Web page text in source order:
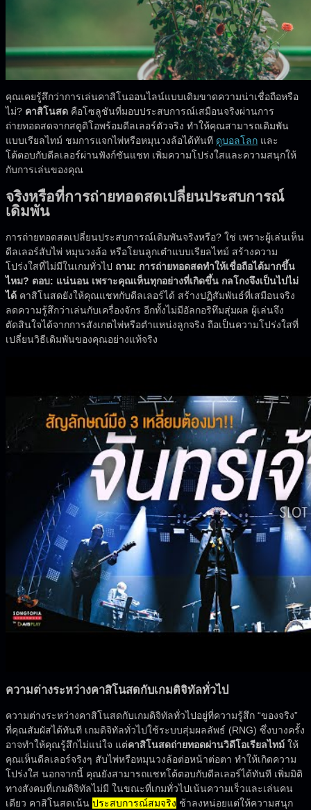
คุณเคยรู้สึกว่าการเล่นคาสิโนออนไลน์แบบเดิมขาดความน่าเชื่อถือหรือ
ไม่? คาสิโนสด คือโซลูชันที่มอบประสบการณ์เสมือนจริงผ่านการ
ถ่ายทอดสดจากสตูดิโอพร้อมดีลเลอร์ตัวจริง ทำให้คุณสามารถเดิมพัน
แบบเรียลไทม์ ชมการแจกไพ่หรือหมุนวงล้อได้ทันที ดูบอลโลก และ
โต้ตอบกับดีลเลอร์ผ่านฟังก์ชันแชท เพิ่มความโปร่งใสและความสนุกให้
กับการเล่นของคุณ
จริงหรือที่การถ่ายทอดสดเปลี่ยนประสบการณ์
เดิมพัน
การถ่ายทอดสดเปลี่ยนประสบการณ์เดิมพันจริงหรือ? ใช่ เพราะผู้เล่นเห็น
ดีลเลอร์สับไพ่ หมุนวงล้อ หรือโยนลูกเต๋าแบบเรียลไทม์ สร้างความ
โปร่งใสที่ไม่มีในเกมทั่วไป ถาม: การถ่ายทอดสดทำให้เชื่อถือได้มากขึ้น
ไหม? ตอบ: แน่นอน เพราะคุณเห็นทุกอย่างที่เกิดขึ้น กลโกงจึงเป็นไปไม่
ได้ คาสิโนสดยังให้คุณแชทกับดีลเลอร์ได้ สร้างปฏิสัมพันธ์ที่เสมือนจริง
ลดความรู้สึกว่าเล่นกับเครื่องจักร อีกทั้งไม่มีอัลกอริทึมสุ่มผล ผู้เล่นจึง
ตัดสินใจได้จากการสังเกตไพ่หรือตำแหน่งลูกจริง ถือเป็นความโปร่งใสที่
เปลี่ยนวิธีเดิมพันของคุณอย่างแท้จริง
ความต่างระหว่างคาสิโนสดกับเกมดิจิทัลทั่วไป
ความต่างระหว่างคาสิโนสดกับเกมดิจิทัลทั่วไปอยู่ที่ความรู้สึก “ของจริง”
ที่คุณสัมผัสได้ทันที เกมดิจิทัลทั่วไปใช้ระบบสุ่มผลลัพธ์ (RNG) ซึ่งบางครั้ง
อาจทำให้คุณรู้สึกไม่แน่ใจ แต่คาสิโนสดถ่ายทอดผ่านวิดีโอเรียลไทม์ ให้
คุณเห็นดีลเลอร์จริงๆ สับไพ่หรือหมุนวงล้อต่อหน้าต่อตา ทำให้เกิดความ
โปร่งใส นอกจากนี้ คุณยังสามารถแชทโต้ตอบกับดีลเลอร์ได้ทันที เพิ่มมิติ
ทางสังคมที่เกมดิจิทัลไม่มี ในขณะที่เกมทั่วไปเน้นความเร็วและเล่นคน
เดียว คาสิโนสดเน้น ประสบการณ์สมจริง ช้าลงหน่อยแต่ให้ความสนุก